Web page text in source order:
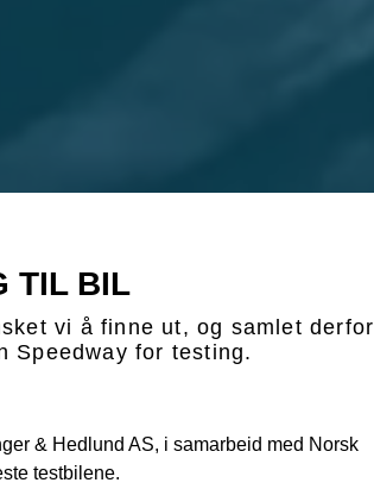
TIL BIL
vi å finne ut, og samlet derfor
Speedway for testing.
& Hedlund AS, i samarbeid med Norsk
testbilene.